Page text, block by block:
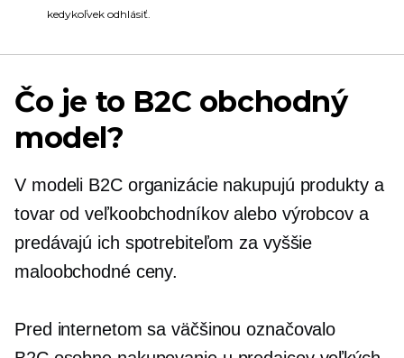
kedykoľvek odhlásiť.
Čo je to B2C obchodný
model?
V modeli B2C organizácie nakupujú produkty a
tovar od veľkoobchodníkov alebo výrobcov a
predávajú ich spotrebiteľom za vyššie
maloobchodné ceny.
Pred internetom sa väčšinou označovalo